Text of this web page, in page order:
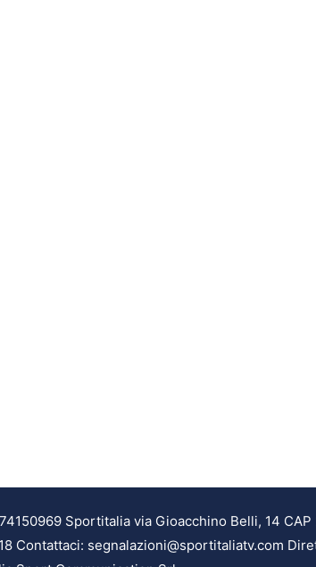
Sportitalia via Gioacchino Belli, 14
Contattaci: segnalazioni@sportitaliatv.com